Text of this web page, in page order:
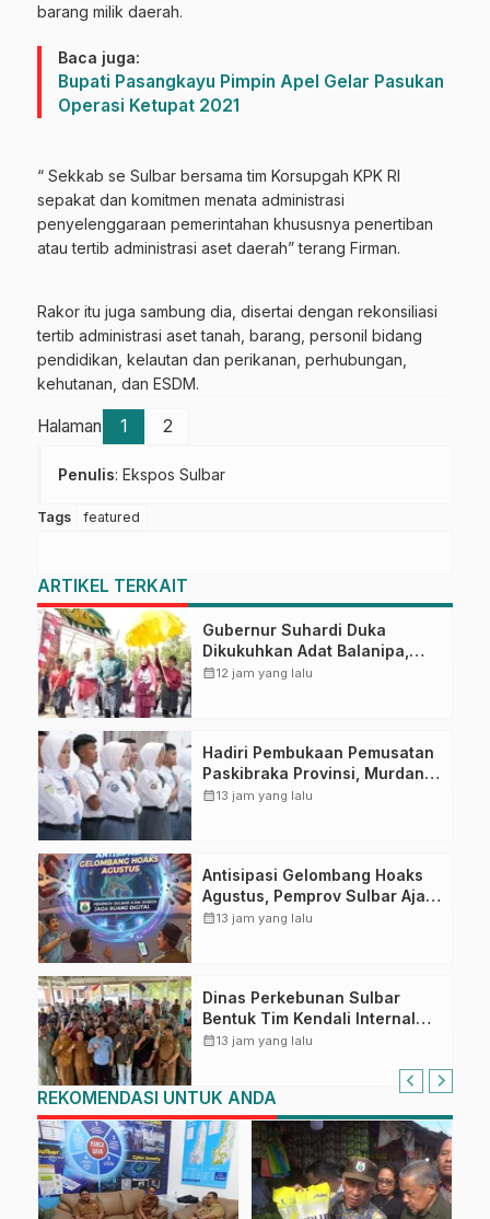
barang milik daerah.
Baca juga:
Bupati Pasangkayu Pimpin Apel Gelar Pasukan
Operasi Ketupat 2021
“ Sekkab se Sulbar bersama tim Korsupgah KPK RI
sepakat dan komitmen menata administrasi
penyelenggaraan pemerintahan khususnya penertiban
atau tertib administrasi aset daerah” terang Firman.
Rakor itu juga sambung dia, disertai dengan rekonsiliasi
tertib administrasi aset tanah, barang, personil bidang
pendidikan, kelautan dan perikanan, perhubungan,
kehutanan, dan ESDM.
Halaman 1 2
Penulis: Ekspos Sulbar
Tags featured
ARTIKEL TERKAIT
Gubernur Suhardi Duka
Dikukuhkan Adat Balanipa,
Raih Gelar Sulo Tappidena
calendar_month12 jam yang lalu
Hadiri Pembukaan Pemusatan
Paskibraka Provinsi, Murdanil:
Ini Membentuk Karakter
calendar_month13 jam yang lalu
Antisipasi Gelombang Hoaks
Agustus, Pemprov Sulbar Ajak
Warga Jaga Ruang Digital
calendar_month13 jam yang lalu
Dinas Perkebunan Sulbar
Bentuk Tim Kendali Internal
ICS untuk Dukung Sertifikasi
calendar_month13 jam yang lalu
REKOMENDASI UNTUK ANDA